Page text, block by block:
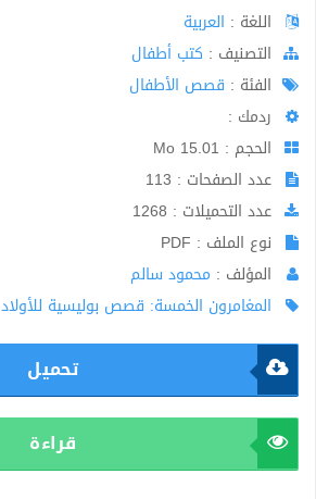
اللغة : العربية
اﻟﺘﺼﻨﻴﻒ : كتب أطفال
الفئة : قصص الأطفال
ردمك :
الحجم : 15.01 Mo
عدد الصفحات : 113
عدد التحميلات : 1268
نوع الملف : PDF
المؤلف : محمود سالم
المغامرون الخمسة: قصص بوليسية للأولاد
تحميل
قراءة